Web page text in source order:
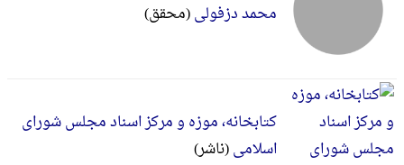
محمد دزفولی(محقق)
کتابخانه، موزه و مرکز اسناد مجلس شورای
اسلامی(ناشر)